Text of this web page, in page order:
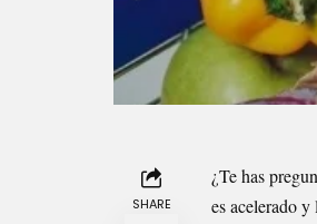
SHARE
¿Te has
es acelerado